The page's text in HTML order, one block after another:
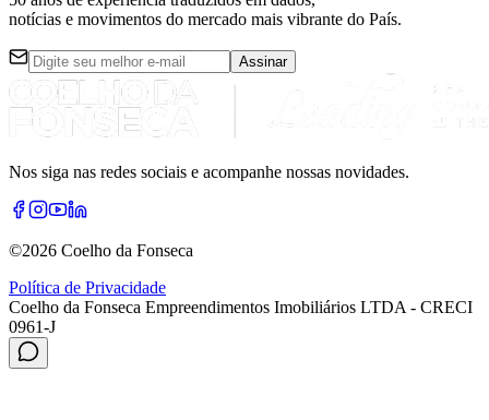
notícias e movimentos do mercado mais vibrante do País.
Assinar
Nos siga nas redes sociais e acompanhe nossas novidades.
©2026 Coelho da Fonseca
Política de Privacidade
Coelho da Fonseca Empreendimentos Imobiliários LTDA - CRECI
0961-J